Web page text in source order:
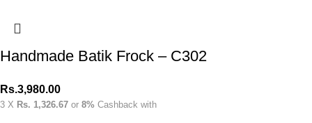
Handmade Batik Frock – C302
Rs.3,980.00
3 X Rs. 1,326.67 or 8% Cashback with